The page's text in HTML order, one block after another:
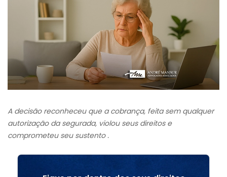
A decisão reconheceu que a cobrança, feita sem qualquer
autorização da segurada, violou seus direitos e
comprometeu seu sustento .